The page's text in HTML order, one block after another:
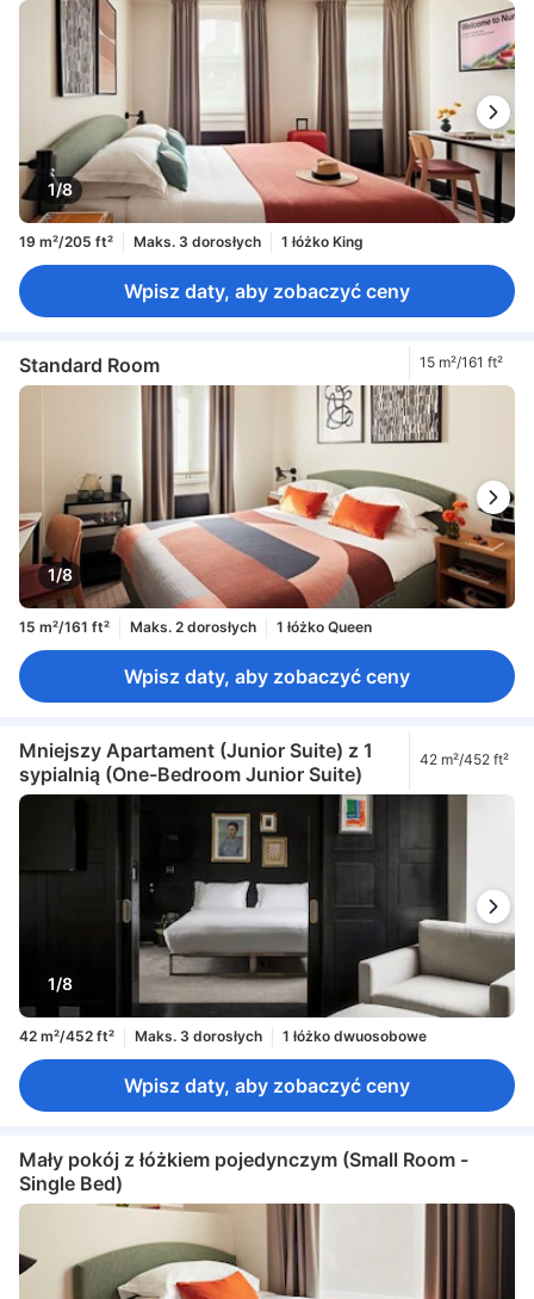
1/8
19 m²/205 ft² Maks. 3 dorosłych 1 łóżko King
Wpisz daty, aby zobaczyć ceny
Standard Room 15 m²/161 ft²
1/8
15 m²/161 ft² Maks. 2 dorosłych 1 łóżko Queen
Wpisz daty, aby zobaczyć ceny
Mniejszy Apartament (Junior Suite) z 1
sypialnią (One-Bedroom Junior Suite)
42 m²/452 ft²
1/8
42 m²/452 ft² Maks. 3 dorosłych 1 łóżko dwuosobowe
Wpisz daty, aby zobaczyć ceny
Mały pokój z łóżkiem pojedynczym (Small Room -
Single Bed)